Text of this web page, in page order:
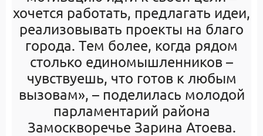
хочется работать, предлагать идеи,
реализовывать проекты на благо
города. Тем более, когда рядом
столько единомышленников –
чувствуешь, что готов к любым
вызовам», – поделилась молодой
парламентарий района
Замоскворечье Зарина Атоева.